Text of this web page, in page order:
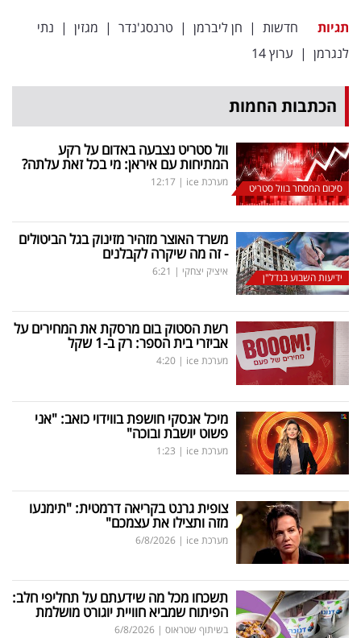
תגיות חדשות | חן ליברמן | טרנסג'נדר | מגזין | נתי
לנגרמן | ערוץ 14
הכתבות החמות
סיכום המסחר בוול סטריט
וול סטריט נצבעה באדום על רקע
המתיחות עם איראן: מי בכל זאת עלתה?
מערכת ice |
12:17
ידיעות השבוע בנדל"ן
משרד האוצר מזהיר מזינוק בגל הביטולים
- זה מה שיקרה לקבלנים
איציק יצחקי |
6:21
רשת הסטוק בום מרסקת את המחירים על
אביזרי בית הספר: רק ב-1 שקל
מערכת ice |
4:20
מיכל אנסקי חושפת בווידוי כואב: "אני
פשוט יושבת ובוכה"
מערכת ice |
1:23
צופית גרנט בקריאה דרמטית: "תימנעו
מזה ותצילו את עצמכם"
מערכת ice |
6/8/2026
תשכחו מכל מה שידעתם על תחליפי חלב:
הפיתוח שמביא חוויית יוגורט מושלמת
בשיתוף שטראוס |
6/8/2026